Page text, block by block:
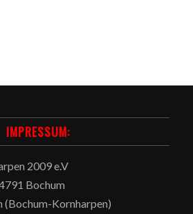
IMPRESSUM:
2009 e.V
Bochum
Kornharpen)